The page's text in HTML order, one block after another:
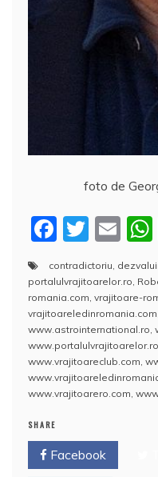
foto de
F
a
c
e
b
o
o
k
T
w
itt
er
E
m
ai
l
contradictoriu,
portalulvrajitoarelor.ro,
romania.com, vrajitoare-
vrajitoareledinromania.com
www.astrointernational.ro,
www.portalulvrajitoarelor.ro
www.vrajitoareclub.com,
www.vrajitoarero.com,
SHARE
Facebook